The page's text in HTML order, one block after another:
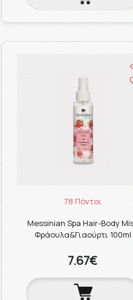
78 Πόντοι
Messinian Spa Hair-Body
Φράουλα&Γιαούρτι 100ml
7.67€